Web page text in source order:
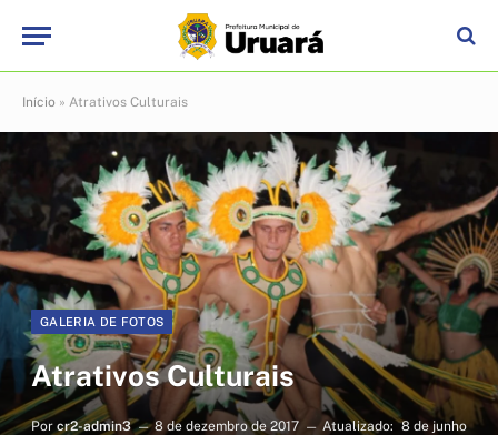
Início » Atrativos Culturais
GALERIA DE FOTOS
Atrativos Culturais
Por cr2-admin3 8 de dezembro de 2017 Atualizado: 8 de junho